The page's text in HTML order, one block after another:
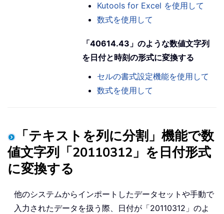
Kutools for Excel を使用して
数式を使用して
「40614.43」のような数値文字列
を日付と時刻の形式に変換する
セルの書式設定機能を使用して
数式を使用して
「テキストを列に分割」機能で数
値文字列「20110312」を日付形式
に変換する
他のシステムからインポートしたデータセットや手動で
入力されたデータを扱う際、日付が「20110312」のよ